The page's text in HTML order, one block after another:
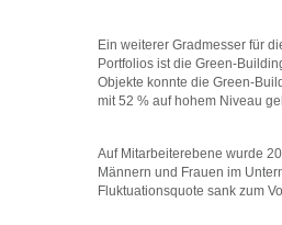
Ein weiterer Gradmesser für
Portfolios ist die Green-
Objekte konnte die Green-
mit 52 % auf hohem Niveau
Auf Mitarbeiterebene wurde
Männern und Frauen im
Fluktuationsquote sank zum